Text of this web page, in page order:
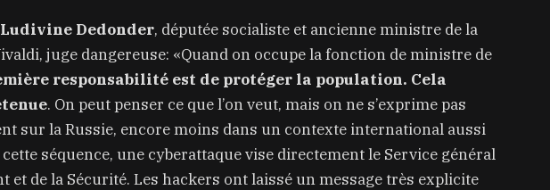
Dedonder, députée socialiste et ancienne ministre de la
juge dangereuse: «Quand on occupe la fonction de ministre de
responsabilité est de protéger la population. Cela
. On peut penser ce que l’on veut, mais on ne s’exprime pas
sur la Russie, encore moins dans un contexte international aussi
séquence, une cyberattaque vise directement le Service général
et de la Sécurité. Les hackers ont laissé un message très explicite